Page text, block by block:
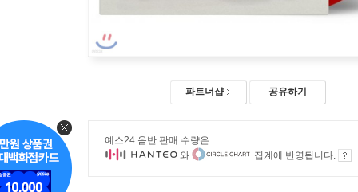
파트너샵 공유하기
예스24 음반 판매 수량은
와
집계에 반영됩니다.